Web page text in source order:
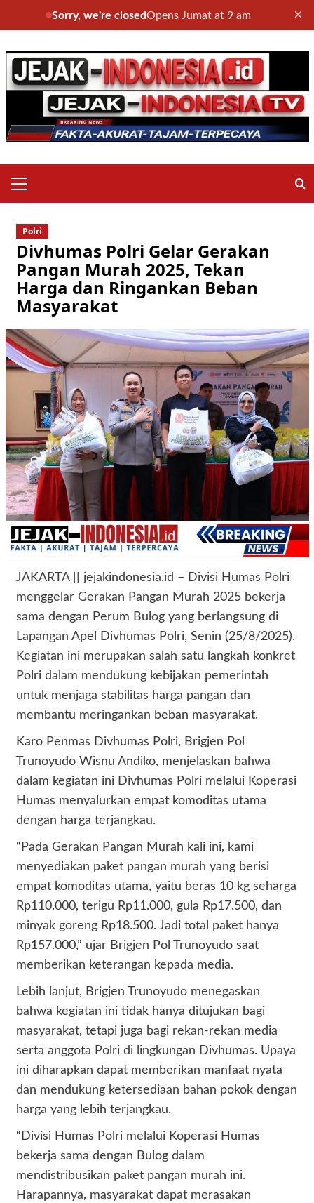
Sorry, we're closedOpens Jumat at 9 am ×
to
content
Menu
Polri
Divhumas Polri Gelar Gerakan
Pangan Murah 2025, Tekan
Harga dan Ringankan Beban
Masyarakat
JAKARTA || jejakindonesia.id – Divisi Humas Polri
menggelar Gerakan Pangan Murah 2025 bekerja
sama dengan Perum Bulog yang berlangsung di
Lapangan Apel Divhumas Polri, Senin (25/8/2025).
Kegiatan ini merupakan salah satu langkah konkret
Polri dalam mendukung kebijakan pemerintah
untuk menjaga stabilitas harga pangan dan
membantu meringankan beban masyarakat.
Karo Penmas Divhumas Polri, Brigjen Pol
Trunoyudo Wisnu Andiko, menjelaskan bahwa
dalam kegiatan ini Divhumas Polri melalui Koperasi
Humas menyalurkan empat komoditas utama
dengan harga terjangkau.
“Pada Gerakan Pangan Murah kali ini, kami
menyediakan paket pangan murah yang berisi
empat komoditas utama, yaitu beras 10 kg seharga
Rp110.000, terigu Rp11.000, gula Rp17.500, dan
minyak goreng Rp18.500. Jadi total paket hanya
Rp157.000,” ujar Brigjen Pol Trunoyudo saat
memberikan keterangan kepada media.
Lebih lanjut, Brigjen Trunoyudo menegaskan
bahwa kegiatan ini tidak hanya ditujukan bagi
masyarakat, tetapi juga bagi rekan-rekan media
serta anggota Polri di lingkungan Divhumas. Upaya
ini diharapkan dapat memberikan manfaat nyata
dan mendukung ketersediaan bahan pokok dengan
harga yang lebih terjangkau.
“Divisi Humas Polri melalui Koperasi Humas
bekerja sama dengan Bulog dalam
mendistribusikan paket pangan murah ini.
Harapannya, masyarakat dapat merasakan